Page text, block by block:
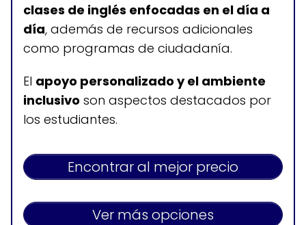
Clases de inglés ESL
Horario de atención
Lunes a jueves: 9:00-20:00
Viernes, sábados y domingos: cerrado
clases de inglés enfocadas en el día a
día, además de recursos adicionales
como programas de ciudadanía.
El apoyo personalizado y el ambiente
inclusivo son aspectos destacados por
los estudiantes.
Encontrar al mejor precio
Ver más opciones